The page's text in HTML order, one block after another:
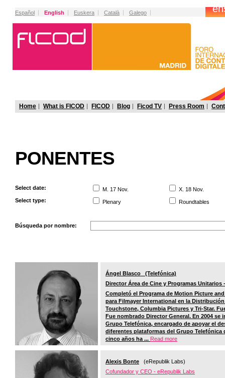
Español English Euskera Català Galego
PONENTES
Select date: M. 17 Nov.
X. 18 Nov.
Select type:
Plenary Roundtables
Búsqueda por nombre:
Ángel Blasco (Telefónica)
Director Área de Cine y Programas Unitarios
Completó el Programa de Motion Picture
para Filmayer International en la
Touchstone, Columbia Pictures y Tri-Star.
Fue nombrado Director General. En 2004
Grupo Telefónica, encargado de apoyar el
diferentes plataformas del Grupo
cinco años ha ... Read more
Alexis Bonte (eRepublik Labs)
Cofundador y CEO - eRepublik Labs
Home What is FICOD FICOD Blog Ficod TV Press Room